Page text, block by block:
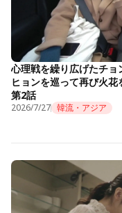
心理戦を繰り広げたチ
ヒョンを巡って再び火
第2話
2026/7/27 韓流・アジア